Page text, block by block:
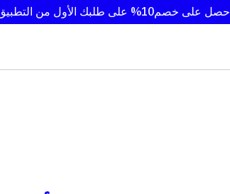
احصل على خصم10% على طلبك الأول من التطبيق.